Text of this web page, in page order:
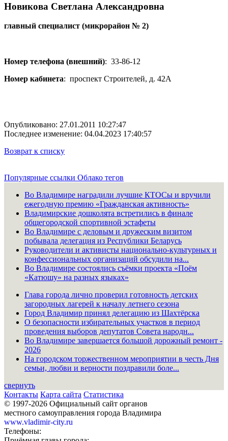
Новикова Светлана Александровна
главный специалист (микрорайон № 2)
Номер телефона (внешний): 33-86-12
Номер кабинета: проспект Строителей, д. 42А
Опубликовано: 27.01.2011 10:27:47
Последнее изменение: 04.04.2023 17:40:57
Возврат к списку
Популярные ссылки Облако тегов
Во Владимире наградили лучшие КТОСы и вручили
ежегодную премию «Гражданская активность»
Владимирские дошколята встретились в финале
общегородской спортивной эстафеты
Во Владимире с деловым и дружеским визитом
побывала делегация из Республики Беларусь
Руководители и активисты национально-культурных и
конфессиональных организаций обсудили на...
Во Владимире состоялись съёмки проекта «Поём
«Катюшу» на разных языках»
Глава города лично проверил готовность детских
загородных лагерей к началу летнего сезона
Город Владимир принял делегацию из Шахтёрска
О безопасности избирательных участков в период
проведения выборов депутатов Совета народн...
Во Владимире завершается большой дорожный ремонт -
2026
На городском торжественном мероприятии в честь Дня
семьи, любви и верности поздравили боле...
свернуть
Контакты Карта сайта Статистика
© 1997-2026 Официальный сайт органов
местного самоуправления города Владимира
www.vladimir-city.ru
Телефоны: